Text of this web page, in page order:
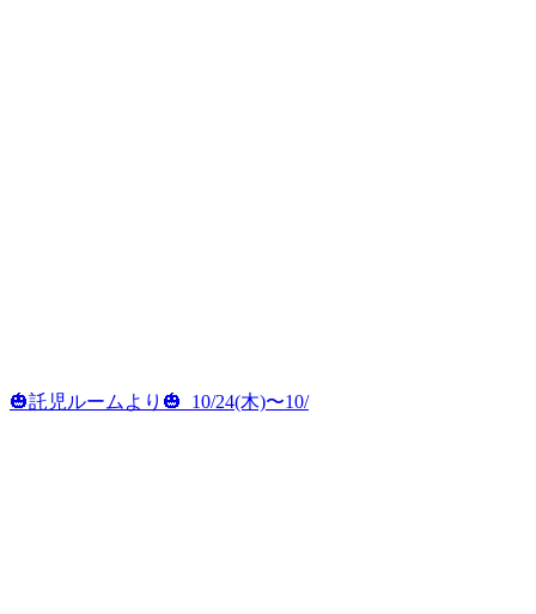
🎃託児ルームより🎃 ⁡ 10/24(木)〜10/